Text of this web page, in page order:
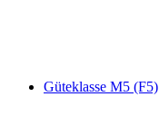
Güteklasse M5 (F5)